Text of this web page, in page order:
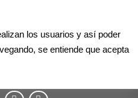
¿QUÉ ES EL AGILITY?
los usuarios y así poder
se entiende que acepta